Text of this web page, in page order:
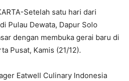
Setelah satu hari dari
Pulau Dewata, Dapur Solo
dengan membuka gerai baru di
Pusat, Kamis (21/12).
Eatwell Culinary Indonesia